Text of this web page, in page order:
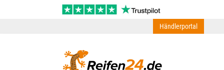
Zum Hauptinhalt springen
Händlerportal